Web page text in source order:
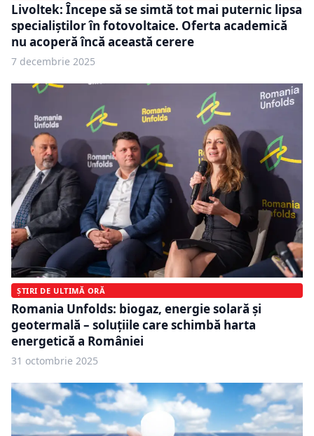
Livoltek: Începe să se simtă tot mai puternic lipsa
specialiștilor în fotovoltaice. Oferta academică
nu acoperă încă această cerere
7 decembrie 2025
ȘTIRI DE ULTIMĂ ORĂ
Romania Unfolds: biogaz, energie solară și
geotermală – soluțiile care schimbă harta
energetică a României
31 octombrie 2025